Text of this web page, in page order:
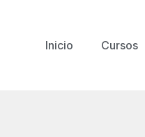
Inicio Cursos